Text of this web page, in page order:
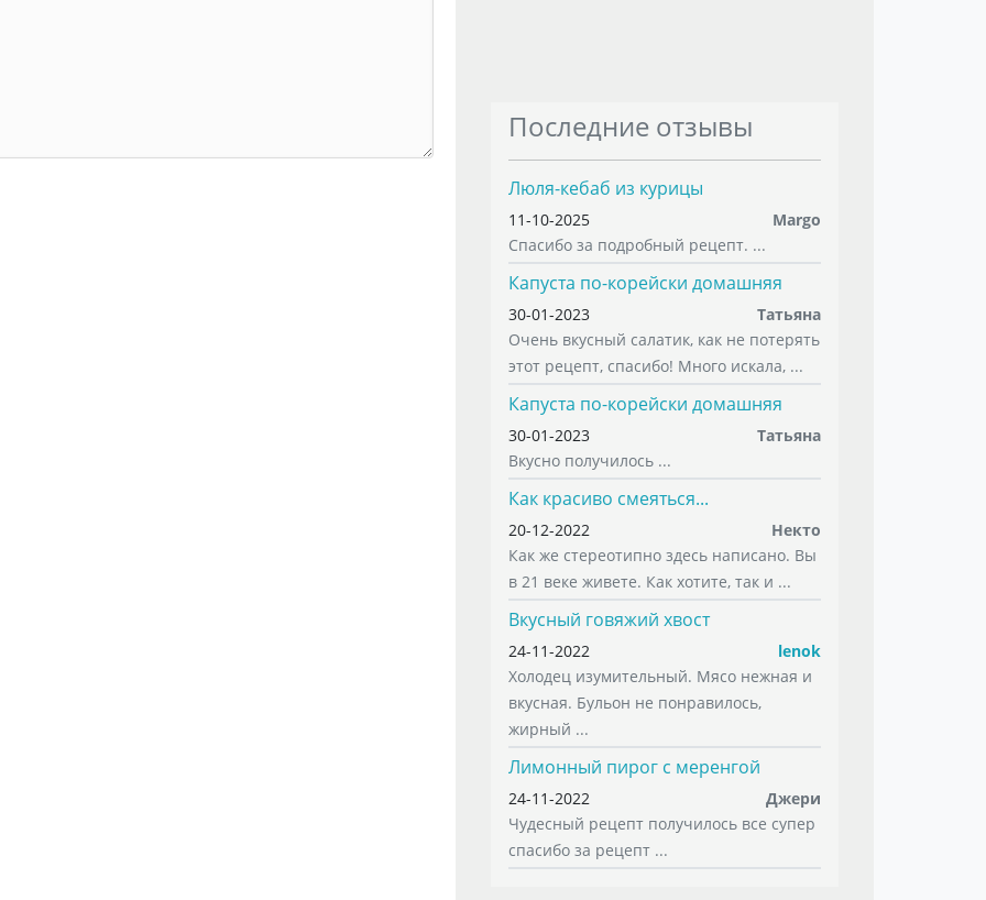
Последние отзывы
Люля-кебаб из курицы
11-10-2025
Margo
Спасибо за подробный рецепт. ...
Капуста по-корейски домашняя
30-01-2023
Татьяна
Очень вкусный салатик, как не потерять
этот рецепт, спасибо! Много искала, ...
Капуста по-корейски домашняя
30-01-2023
Татьяна
Вкусно получилось ...
Как красиво смеяться...
20-12-2022
Некто
Как же стереотипно здесь написано. Вы
в 21 веке живете. Как хотите, так и ...
Вкусный говяжий хвост
24-11-2022
lenok
Холодец изумительный. Мясо нежная и
вкусная. Бульон не понравилось,
жирный ...
Лимонный пирог с меренгой
24-11-2022
Джери
Чудесный рецепт получилось все супер
спасибо за рецепт ...